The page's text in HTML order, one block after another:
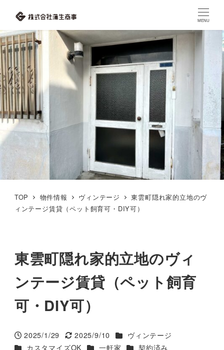
MENU
TOP 物件情報 ヴィンテージ
東雲町隠れ家的立地のヴ
ィンテージ賃貸（ペット飼育可・DIY可）
東雲町隠れ家的立地のヴィ
ンテージ賃貸（ペット飼育
可・DIY可）
投稿日
2025/1/29
更新日
2025/9/10 カテゴリー
ヴィンテージ
カテゴリー
カスタマイズOK カテゴリー
一軒家 カテゴリー
契約済み